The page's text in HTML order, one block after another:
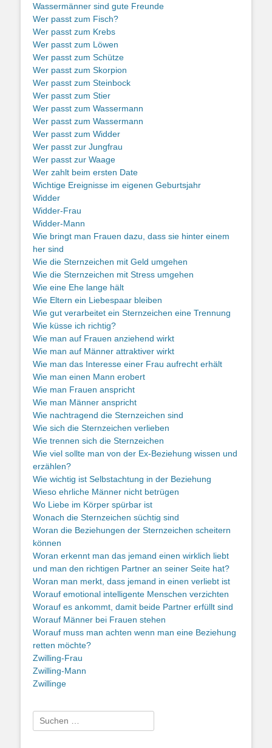
Wassermänner sind gute Freunde
Wer passt zum Fisch?
Wer passt zum Krebs
Wer passt zum Löwen
Wer passt zum Schütze
Wer passt zum Skorpion
Wer passt zum Steinbock
Wer passt zum Stier
Wer passt zum Wassermann
Wer passt zum Wassermann
Wer passt zum Widder
Wer passt zur Jungfrau
Wer passt zur Waage
Wer zahlt beim ersten Date
Wichtige Ereignisse im eigenen Geburtsjahr
Widder
Widder-Frau
Widder-Mann
Wie bringt man Frauen dazu, dass sie hinter einem
her sind
Wie die Sternzeichen mit Geld umgehen
Wie die Sternzeichen mit Stress umgehen
Wie eine Ehe lange hält
Wie Eltern ein Liebespaar bleiben
Wie gut verarbeitet ein Sternzeichen eine Trennung
Wie küsse ich richtig?
Wie man auf Frauen anziehend wirkt
Wie man auf Männer attraktiver wirkt
Wie man das Interesse einer Frau aufrecht erhält
Wie man einen Mann erobert
Wie man Frauen anspricht
Wie man Männer anspricht
Wie nachtragend die Sternzeichen sind
Wie sich die Sternzeichen verlieben
Wie trennen sich die Sternzeichen
Wie viel sollte man von der Ex-Beziehung wissen und
erzählen?
Wie wichtig ist Selbstachtung in der Beziehung
Wieso ehrliche Männer nicht betrügen
Wo Liebe im Körper spürbar ist
Wonach die Sternzeichen süchtig sind
Woran die Beziehungen der Sternzeichen scheitern
können
Woran erkennt man das jemand einen wirklich liebt
und man den richtigen Partner an seiner Seite hat?
Woran man merkt, dass jemand in einen verliebt ist
Worauf emotional intelligente Menschen verzichten
Worauf es ankommt, damit beide Partner erfüllt sind
Worauf Männer bei Frauen stehen
Worauf muss man achten wenn man eine Beziehung
retten möchte?
Zwilling-Frau
Zwilling-Mann
Zwillinge
Suche
nach: